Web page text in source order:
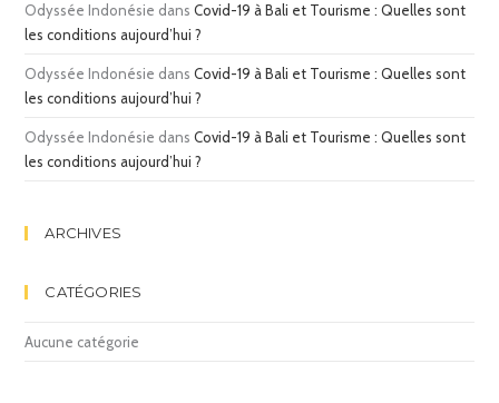
Odyssée Indonésie dansCovid-19 à Bali et Tourisme : Quelles sont
les conditions aujourd’hui ?
Odyssée Indonésie dansCovid-19 à Bali et Tourisme : Quelles sont
les conditions aujourd’hui ?
Odyssée Indonésie dansCovid-19 à Bali et Tourisme : Quelles sont
les conditions aujourd’hui ?
ARCHIVES
CATÉGORIES
Aucune catégorie